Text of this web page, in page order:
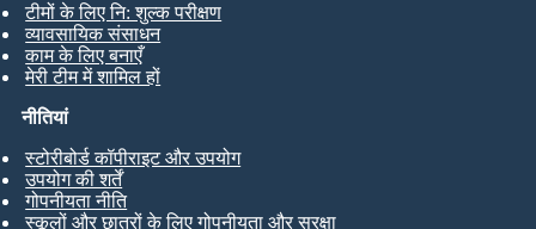
टीमों के लिए नि: शुल्क परीक्षण
व्यावसायिक संसाधन
काम के लिए बनाएँ
मेरी टीम में शामिल हों
नीतियां
स्टोरीबोर्ड कॉपीराइट और उपयोग
उपयोग की शर्तें
गोपनीयता नीति
स्कूलों और छात्रों के लिए गोपनीयता और सुरक्षा